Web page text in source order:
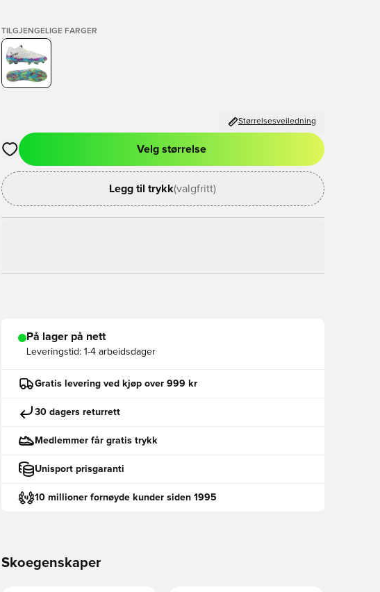
TILGJENGELIGE FARGER
Størrelsesveiledning
Åpner en Modal for å logge inn eller registrere deg som medlem
Velg størrelse
Legg til trykk(valgfritt)
På lager på nett
Leveringstid: 1-4 arbeidsdager
Gratis levering ved kjøp over 999 kr
30 dagers returrett
Medlemmer får gratis trykk
Unisport prisgaranti
10 millioner fornøyde kunder siden 1995
Skoegenskaper